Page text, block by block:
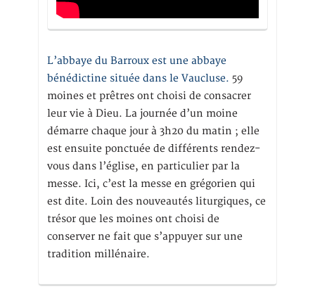
L’abbaye du Barroux est une abbaye
bénédictine située dans le Vaucluse. 59
moines et prêtres ont choisi de consacrer
leur vie à Dieu. La journée d’un moine
démarre chaque jour à 3h20 du matin ; elle
est ensuite ponctuée de différents rendez-
vous dans l’église, en particulier par la
messe. Ici, c’est la messe en grégorien qui
est dite. Loin des nouveautés liturgiques, ce
trésor que les moines ont choisi de
conserver ne fait que s’appuyer sur une
tradition millénaire.